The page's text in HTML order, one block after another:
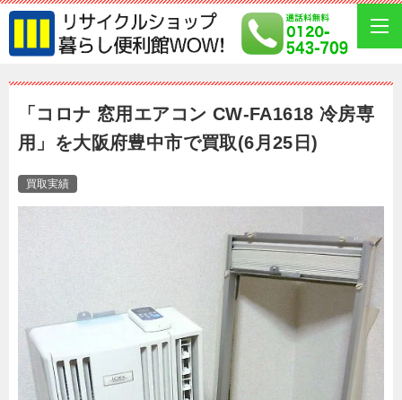
「コロナ 窓用エアコン CW-FA1618 冷房専
用」を大阪府豊中市で買取(6月25日)
買取実績